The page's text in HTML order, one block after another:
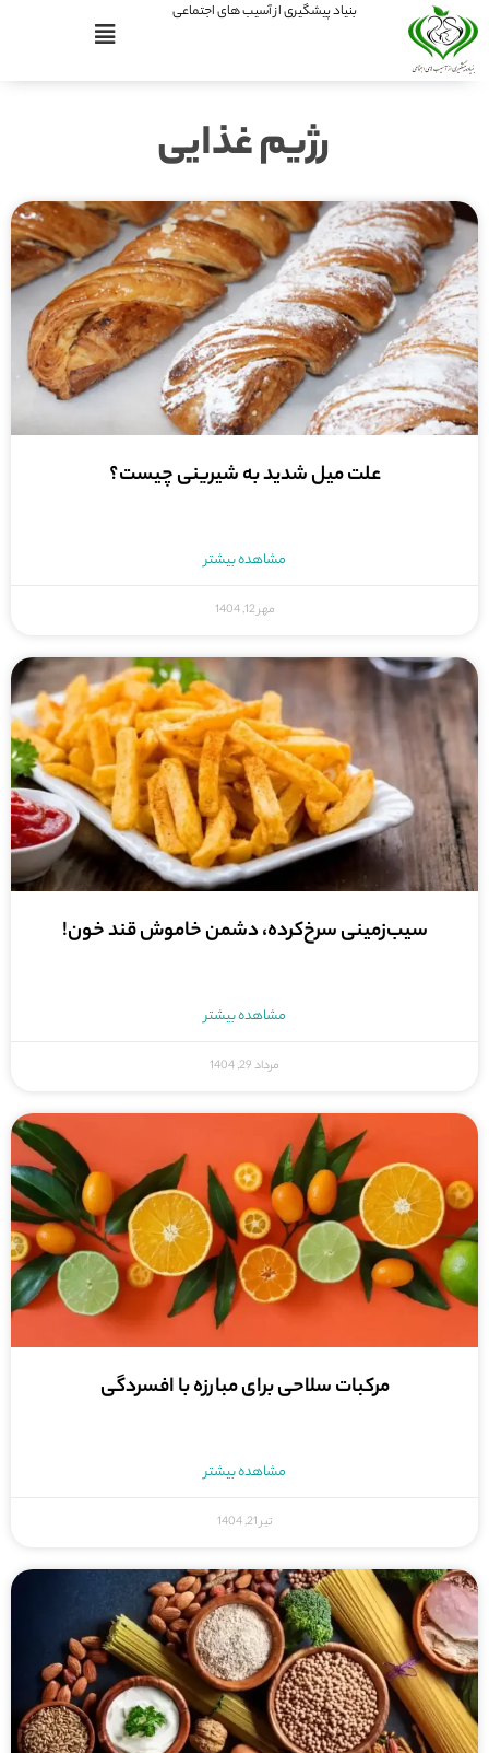
بنیاد پیشگیری از آسیب های اجتماعی
رژیم غذایی
علت میل شدید به شیرینی چیست؟
مشاهده بیشتر
مهر 12, 1404
سیب‌زمینی سرخ‌کرده، دشمن خاموش قند خون!
مشاهده بیشتر
مرداد 29, 1404
مرکبات سلاحی برای مبارزه با افسردگی
مشاهده بیشتر
تیر 21, 1404